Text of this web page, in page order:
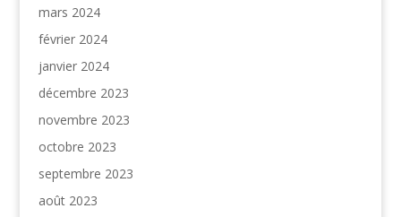
mars 2024
février 2024
janvier 2024
décembre 2023
novembre 2023
octobre 2023
septembre 2023
août 2023